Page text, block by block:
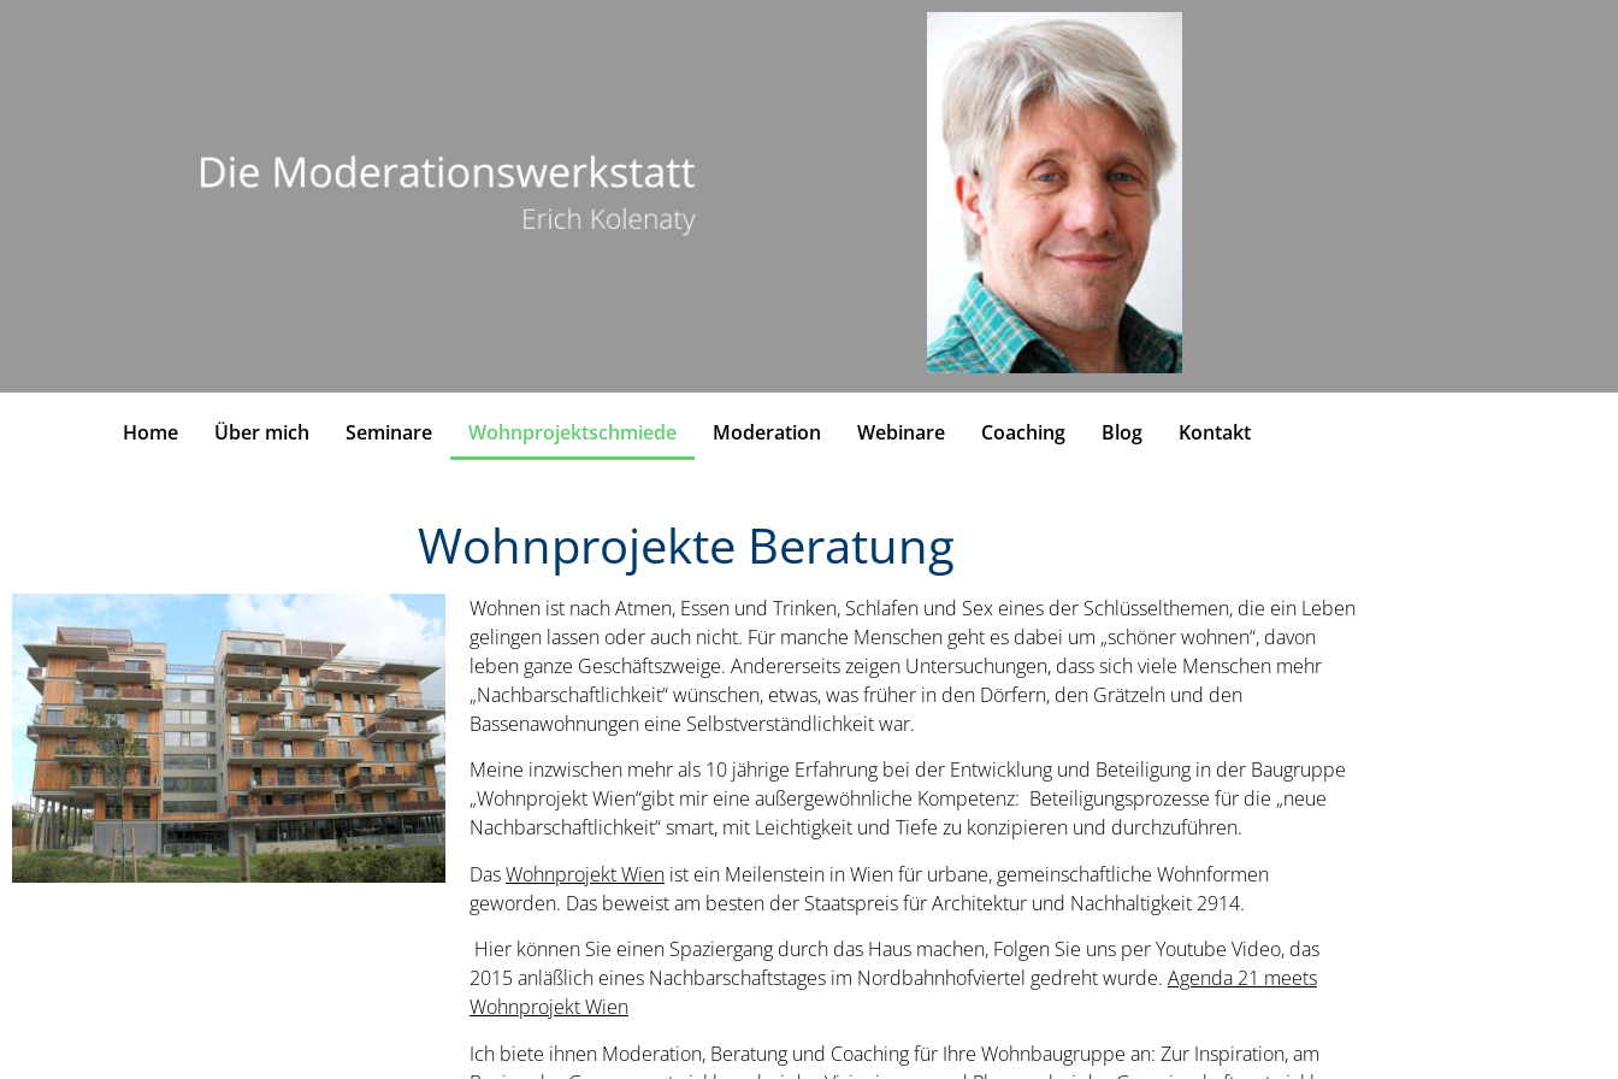
Home Über mich Seminare Wohnprojektschmiede Moderation Webinare Coaching Blog Kontakt
Wohnprojekte Beratung
Wohnen ist nach Atmen, Essen und Trinken, Schlafen und Sex eines der Schlüsselthemen, die ein Leben
gelingen lassen oder auch nicht. Für manche Menschen geht es dabei um „schöner wohnen“, davon
leben ganze Geschäftszweige. Andererseits zeigen Untersuchungen, dass sich viele Menschen mehr
„Nachbarschaftlichkeit“ wünschen, etwas, was früher in den Dörfern, den Grätzeln und den
Bassenawohnungen eine Selbstverständlichkeit war.
Meine inzwischen mehr als 10 jährige Erfahrung bei der Entwicklung und Beteiligung in der Baugruppe
„Wohnprojekt Wien“gibt mir eine außergewöhnliche Kompetenz: Beteiligungsprozesse für die „neue
Nachbarschaftlichkeit“ smart, mit Leichtigkeit und Tiefe zu konzipieren und durchzuführen.
DasWohnprojekt Wienist ein Meilenstein in Wien für urbane, gemeinschaftliche Wohnformen
geworden. Das beweist am besten der Staatspreis für Architektur und Nachhaltigkeit 2914.
Hier können Sie einen Spaziergang durch das Haus machen, Folgen Sie uns per Youtube Video, das
2015 anläßlich eines Nachbarschaftstages im Nordbahnhofviertel gedreht wurde. Agenda 21 meets
Wohnprojekt Wien
Ich biete ihnen Moderation, Beratung und Coaching für Ihre Wohnbaugruppe an: Zur Inspiration, am